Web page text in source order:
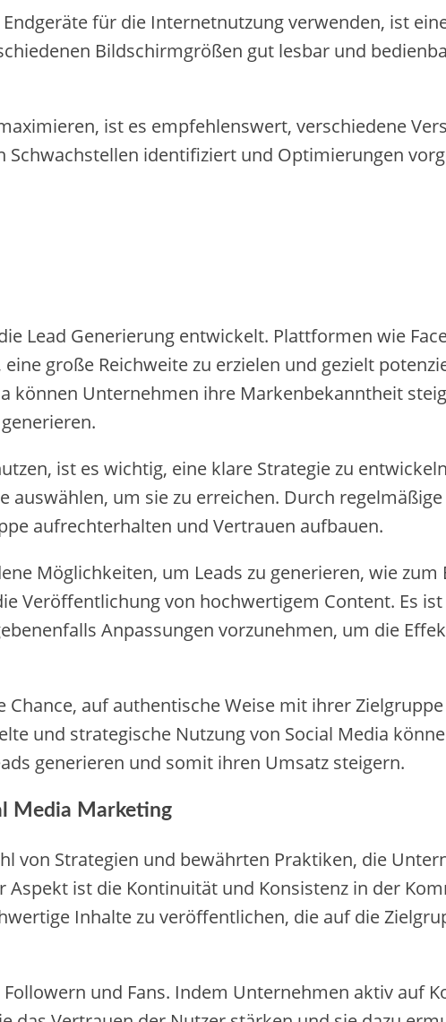
für die Internetnutzung verwenden, ist
Bildschirmgrößen gut lesbar und
ist es empfehlenswert, verschiedene
Schwachstellen identifiziert und Optimierungen
Lead Generierung entwickelt. Plattformen wie
große Reichweite zu erzielen und gezielt
können Unternehmen ihre Markenbekanntheit
ist es wichtig, eine klare Strategie zu
auswählen, um sie zu erreichen. Durch
aufrechterhalten und Vertrauen aufbauen.
Möglichkeiten, um Leads zu generieren, wie zum
Veröffentlichung von hochwertigem Content. Es
Anpassungen vorzunehmen, um die
auf authentische Weise mit ihrer
und strategische Nutzung von Social Media
generieren und somit ihren Umsatz steigern.
Media Marketing
von Strategien und bewährten Praktiken, die
ist die Kontinuität und Konsistenz in der
Inhalte zu veröffentlichen, die auf die
und Fans. Indem Unternehmen aktiv auf